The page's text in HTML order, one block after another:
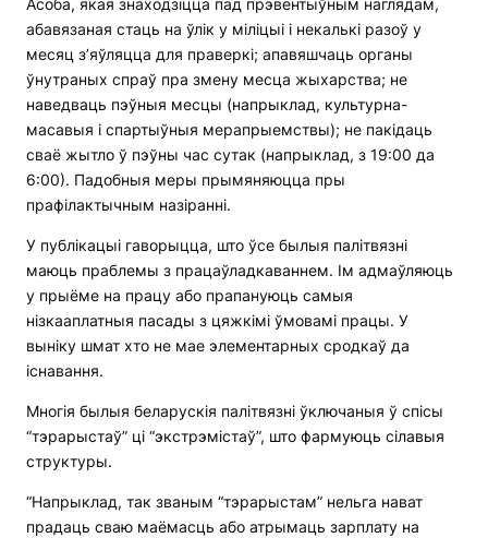
Асоба, якая знаходзіцца пад прэвентыўным наглядам,
абавязаная стаць на ўлік у міліцыі і некалькі разоў у
месяц з’яўляцца для праверкі; апавяшчаць органы
ўнутраных спраў пра змену месца жыхарства; не
наведваць пэўныя месцы (напрыклад, культурна-
масавыя і спартыўныя мерапрыемствы); не пакідаць
сваё жытло ў пэўны час сутак (напрыклад, з 19:00 да
6:00). Падобныя меры прымяняюцца пры
прафілактычным назіранні.
У публікацыі гаворыцца, што ўсе былыя палітвязні
маюць праблемы з працаўладкаваннем. Ім адмаўляюць
у прыёме на працу або прапануюць самыя
нізкааплатныя пасады з цяжкімі ўмовамі працы. У
выніку шмат хто не мае элементарных сродкаў да
існавання.
Многія былыя беларускія палітвязні ўключаныя ў спісы
“тэрарыстаў” ці “экстрэмістаў”, што фармуюць сілавыя
структуры.
“Напрыклад, так званым “тэрарыстам” нельга нават
прадаць сваю маёмасць або атрымаць зарплату на